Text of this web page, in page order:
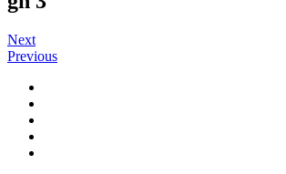
Next
Previous